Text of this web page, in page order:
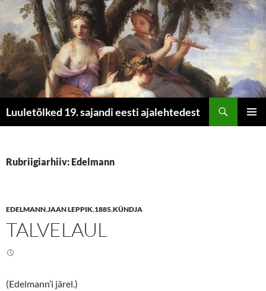
Luuletõlked 19. sajandi eesti ajalehtedest
Rubriigiarhiiv: Edelmann
EDELMANN,JAAN LEPPIK,1885,KÜNDJA
TALVELAUL
(Edelmann’i järel.)